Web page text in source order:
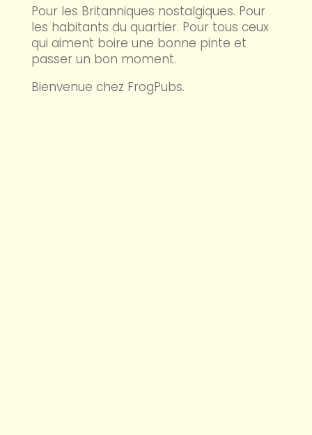
Pour les Britanniques nostalgiques. Pour
les habitants du quartier. Pour tous ceux
qui aiment boire une bonne pinte et
passer un bon moment.
Bienvenue chez FrogPubs.